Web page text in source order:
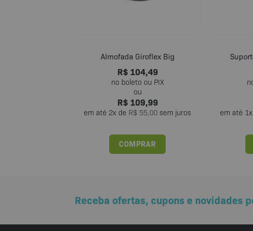
Almofada Giroflex Big
R$104,49
R$109,99
em até 2x de R$ 55,00 sem juros
COMPRAR
em até 1
Receba ofertas, cupons e novidades